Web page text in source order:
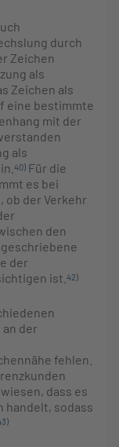
durch
Zeichen
als
Zeichen als
eine bestimmte
mit der
als
40) Für die
es bei
ob der Verkehr
den
der
ist. 42)
der
fehlen.
dass es
handelt, sodass